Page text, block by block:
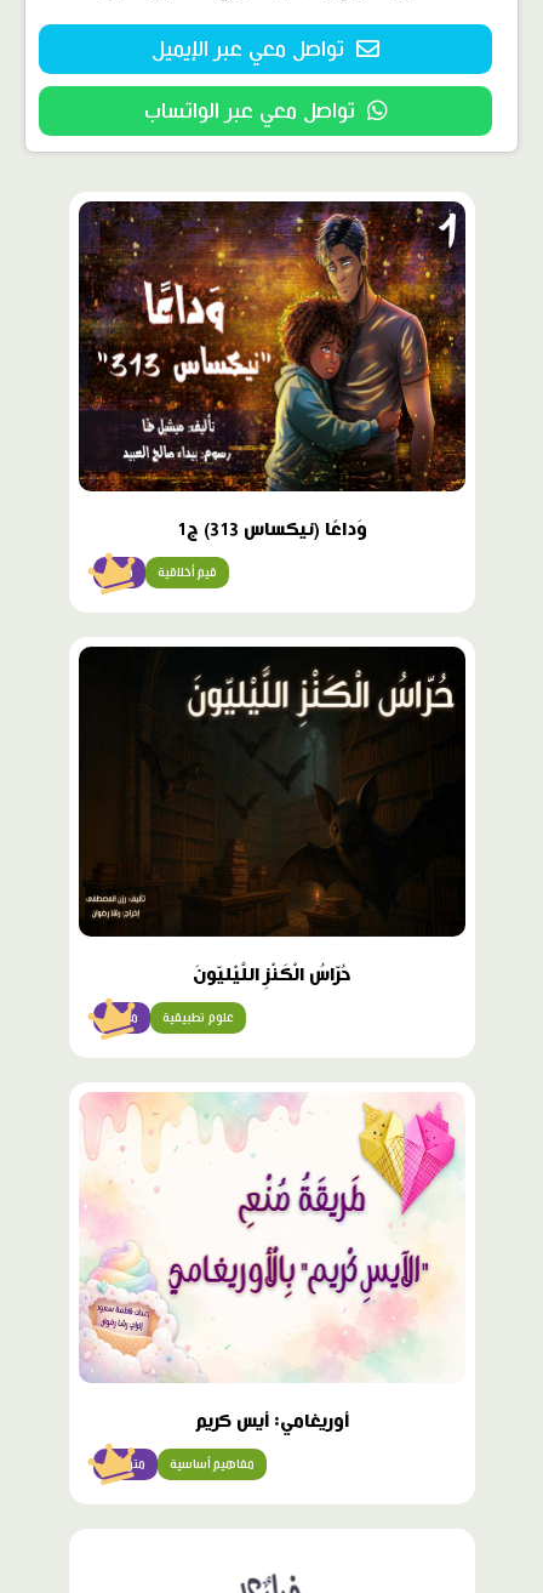
تواصل معي عبر الإيميل
تواصل معي عبر الواتساب
محتوى
مميّز
وَداعًا (نيكساس 313) ج1
متقن قيم أخلاقية
محتوى
مميّز
حُرّاسُ الْكَنْزِ اللَّيْليّونَ
متقدّم علوم تطبيقية
محتوى
مميّز
أوريغامي: أيس كريم
متوسّط مفاهيم أساسية